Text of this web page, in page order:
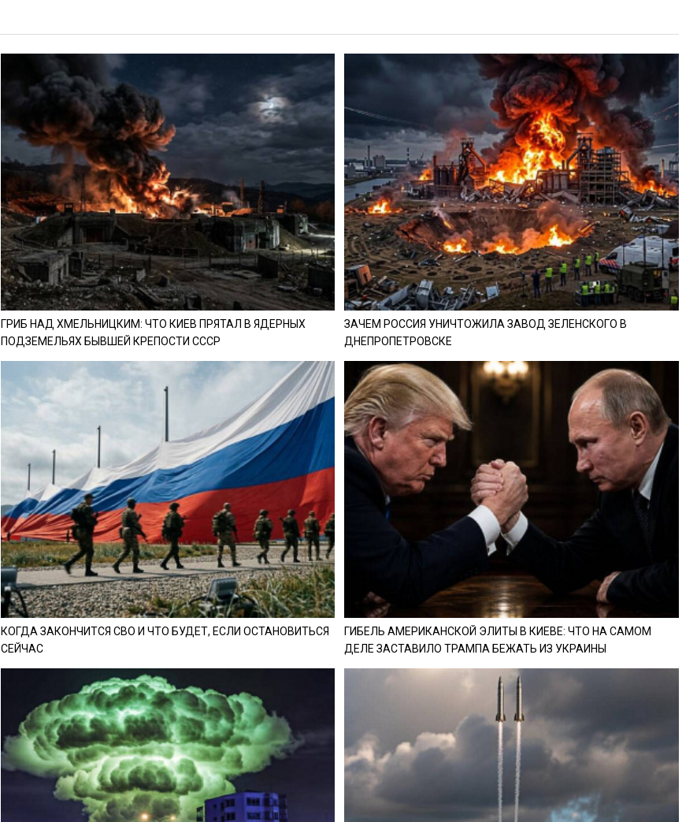
ГРИБ НАД ХМЕЛЬНИЦКИМ: ЧТО КИЕВ ПРЯТАЛ В ЯДЕРНЫХ
ПОДЗЕМЕЛЬЯХ БЫВШЕЙ КРЕПОСТИ СССР
ЗАЧЕМ РОССИЯ УНИЧТОЖИЛА ЗАВОД ЗЕЛЕНСКОГО В
ДНЕПРОПЕТРОВСКЕ
КОГДА ЗАКОНЧИТСЯ СВО И ЧТО БУДЕТ, ЕСЛИ ОСТАНОВИТЬСЯ
СЕЙЧАС
ГИБЕЛЬ АМЕРИКАНСКОЙ ЭЛИТЫ В КИЕВЕ: ЧТО НА САМОМ
ДЕЛЕ ЗАСТАВИЛО ТРАМПА БЕЖАТЬ ИЗ УКРАИНЫ